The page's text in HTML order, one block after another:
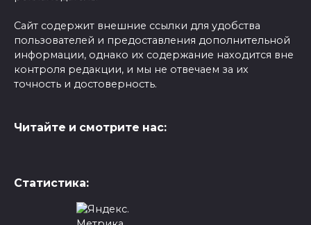
Сайт содержит внешние ссылки для удобства
пользователей и предоставления дополнительной
информации, однако их содержание находится вне
контроля редакции, и мы не отвечаем за их
точность и достоверность.
Читайте и смотрите нас:
Статистика: